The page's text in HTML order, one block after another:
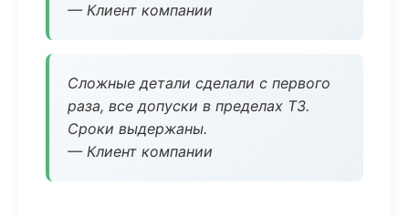
— Клиент компании
Сложные детали сделали с первого
раза, все допуски в пределах ТЗ.
Сроки выдержаны.
— Клиент компании